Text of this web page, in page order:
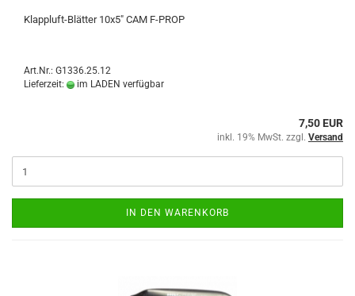
Klappluft-Blätter 10x5" CAM F-PROP
Art.Nr.: G1336.25.12
Lieferzeit:
im LADEN verfügbar
7,50 EUR
inkl. 19% MwSt. zzgl. Versand
IN DEN WARENKORB